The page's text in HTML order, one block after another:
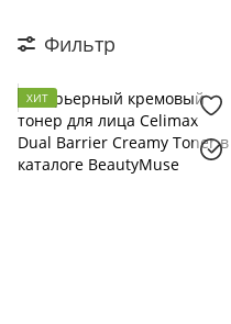
Фильтр
ХИТ